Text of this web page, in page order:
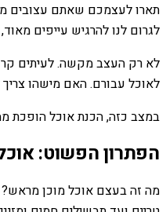
תארו לעצמכם שאתם עצובים
לגרום לנו להרגיש עייפים
לא רק העצב מקשה. לעיתים
לאוכל עבורם. האם מישהו
במצב כזה, הכנת אוכל הופכת
הפתרון הפשוט:
מה זה בעצם אוכל מוכן מראש?